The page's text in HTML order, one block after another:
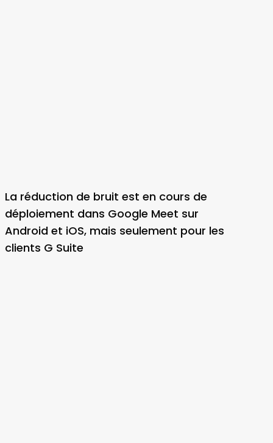
La réduction de bruit est en cours de
déploiement dans Google Meet sur
Android et iOS, mais seulement pour les
clients G Suite